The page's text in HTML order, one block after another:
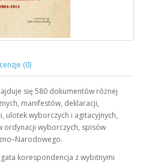
się 580 dokumentów różnej
manifestów, deklaracji,
wyborczych i agitacyjnych,
ordynacji wyborczych, spisów
korespondencja z wybitnymi